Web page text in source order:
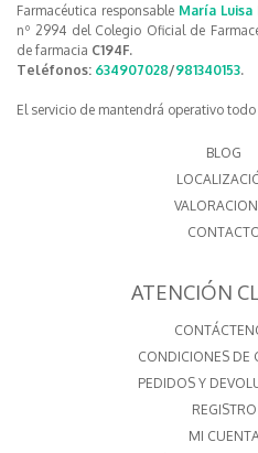
Farmacéutica responsable María
nº 2994 del Colegio Oficial de
de farmacia C194F.
Teléfonos: 634907028/981340153.
El servicio de mantendrá operativo todo
BLOG
ATENCIÓN
CONDICIONES DE
PEDIDOS Y
REGISTRO
MI